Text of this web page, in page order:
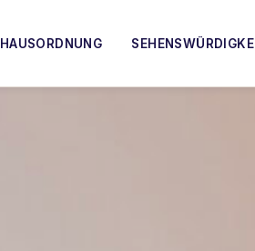
HAUSORDNUNG